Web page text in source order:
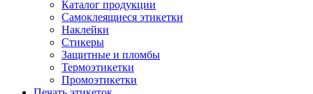
Каталог продукции
Самоклеящиеся этикетки
Наклейки
Стикеры
Защитные и пломбы
Термоэтикетки
Промоэтикетки